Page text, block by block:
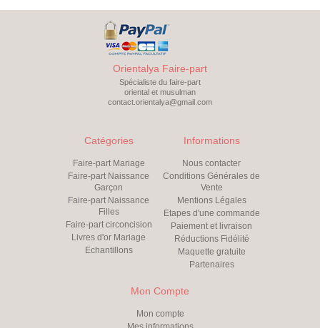
Orientalya Faire-part
Spécialiste du faire-part
oriental et musulman
contact.orientalya@gmail.com
Catégories
Faire-part Mariage
Faire-part Naissance
Garçon
Faire-part Naissance
Filles
Faire-part circoncision
Livres d'or Mariage
Echantillons
Informations
Nous contacter
Conditions Générales de
Vente
Mentions Légales
Etapes d'une commande
Paiement et livraison
Réductions Fidélité
Maquette gratuite
Partenaires
Mon Compte
Mon compte